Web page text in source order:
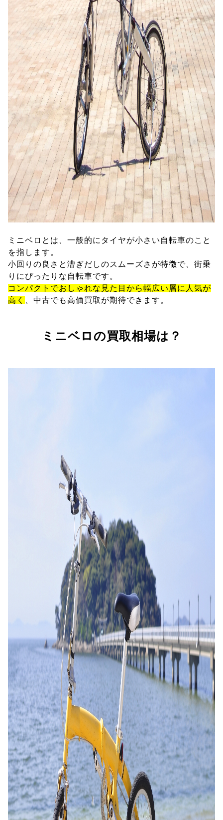
ミニベロとは、一般的にタイヤが小さい自転車のこと
を指します。
小回りの良さと漕ぎだしのスムーズさが特徴で、街乗
りにぴったりな自転車です。
コンパクトでおしゃれな見た目から幅広い層に人気が
高く
、中古でも高価買取が期待できます。
ミニベロの買取相場は？